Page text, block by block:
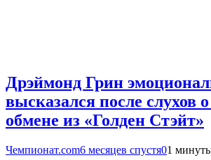
Дрэймонд Грин
высказался после слухов
обмене из «Голден Стэйт»
Чемпионат.com6 месяцев спустя01